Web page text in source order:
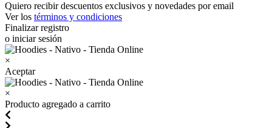
Quiero recibir descuentos exclusivos y novedades por email
Ver los términos y condiciones
Finalizar registro
o iniciar sesión
×
Aceptar
×
Producto agregado a carrito